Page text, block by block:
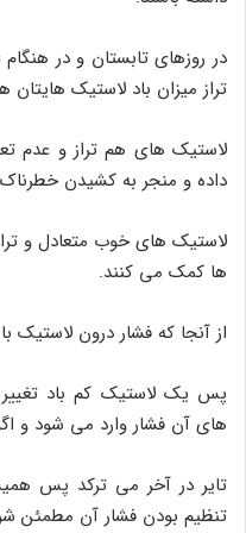
در روزهای تابستان و در
تراز میزان باد لاستیک هایتان
لاستیک های هم تراز و عدم
داده و منجر به کشیدن
لاستیک های خوب متعادل و
ها کمک می کنند.
از آنجا که فشار درون لاستیک
پس یک لاستیک کم باد
های آن فشار وارد می شود و
تایر در آخر می ترکد پس
تنظیم بودن فشار آن مطمئن